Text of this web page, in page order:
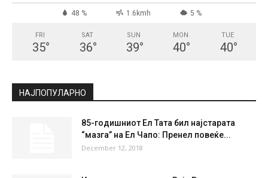
48 % 1.6kmh 5 %
FRI
35°
SAT
36°
SUN
39°
MON
40°
TUE
40°
НАЈПОПУЛАРНО
85-годишниот Ел Тата бил наjстарата
“мазга” на Ел Чапо: Пренел повеќе...
December 12, 2018